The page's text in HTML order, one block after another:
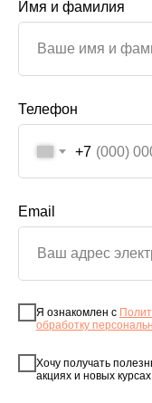
Имя и фамилия
Телефон
+7
Email
Я ознакомлен с
обработку
Хочу получать
акциях и новых курсах.